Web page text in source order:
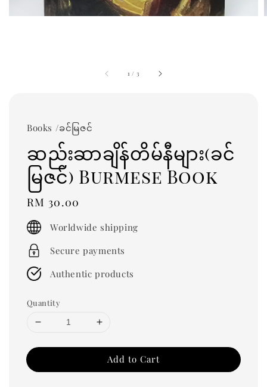
1 / 3
Books /ခင်မြဇင်
ဆည်းဆာချိန်တိမ်နီများ(ခင်
မြဇင်) Burmese Book
Regular
price
RM 30.00
Worldwide shipping
Secure payments
Authentic products
Quantity
Add to Cart